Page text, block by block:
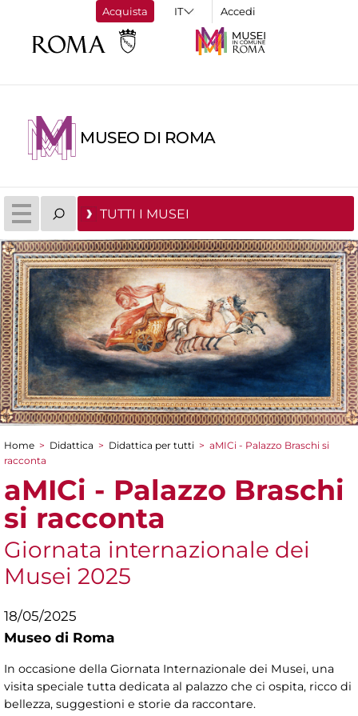
Acquista Accedi
MUSEO DI ROMA
TUTTI I MUSEI
Tu sei qui
Home > Didattica > Didattica per tutti > aMICi - Palazzo Braschi si
racconta
aMICi - Palazzo Braschi
si racconta
Giornata internazionale dei
Musei 2025
18/05/2025
Museo di Roma
In occasione della Giornata Internazionale dei Musei, una
visita speciale tutta dedicata al palazzo che ci ospita, ricco di
bellezza, suggestioni e storie da raccontare.